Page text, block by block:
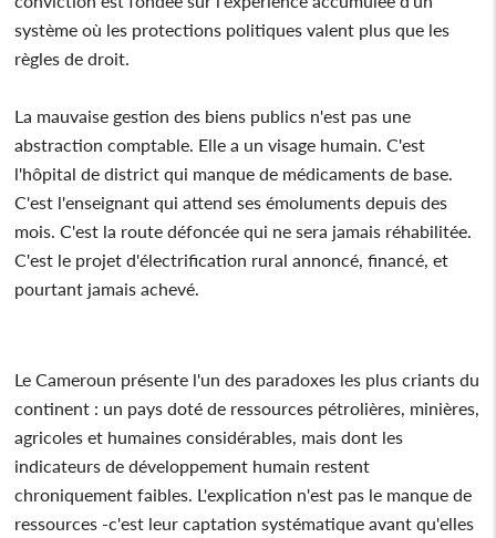
système où les protections politiques valent plus que les
règles de droit.
La mauvaise gestion des biens publics n'est pas une
abstraction comptable. Elle a un visage humain. C'est
l'hôpital de district qui manque de médicaments de base.
C'est l'enseignant qui attend ses émoluments depuis des
mois. C'est la route défoncée qui ne sera jamais réhabilitée.
C'est le projet d'électrification rural annoncé, financé, et
pourtant jamais achevé.
Le Cameroun présente l'un des paradoxes les plus criants du
continent : un pays doté de ressources pétrolières, minières,
agricoles et humaines considérables, mais dont les
indicateurs de développement humain restent
chroniquement faibles. L'explication n'est pas le manque de
ressources -c'est leur captation systématique avant qu'elles